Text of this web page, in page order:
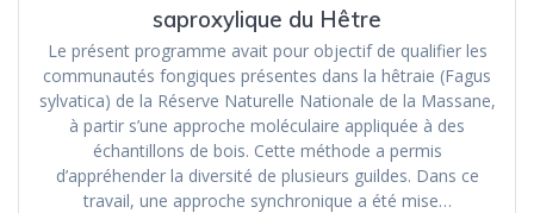
saproxylique du Hêtre
Le présent programme avait pour objectif de qualifier les
communautés fongiques présentes dans la hêtraie (Fagus
sylvatica) de la Réserve Naturelle Nationale de la Massane,
à partir s’une approche moléculaire appliquée à des
échantillons de bois. Cette méthode a permis
d’appréhender la diversité de plusieurs guildes. Dans ce
travail, une approche synchronique a été mise…